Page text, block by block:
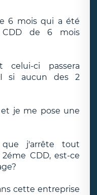
6 mois qui a été
de 6 mois
ci passera
si aucun des 2
je me pose une
j'arrête tout
CDD, est-ce
cette entreprise